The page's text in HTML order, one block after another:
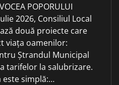
POPORULUI
2026, Consiliul Local
două proiecte care
viața oamenilor:
Ștrandul Municipal
tarifelor la salubrizare.
este simplă:…